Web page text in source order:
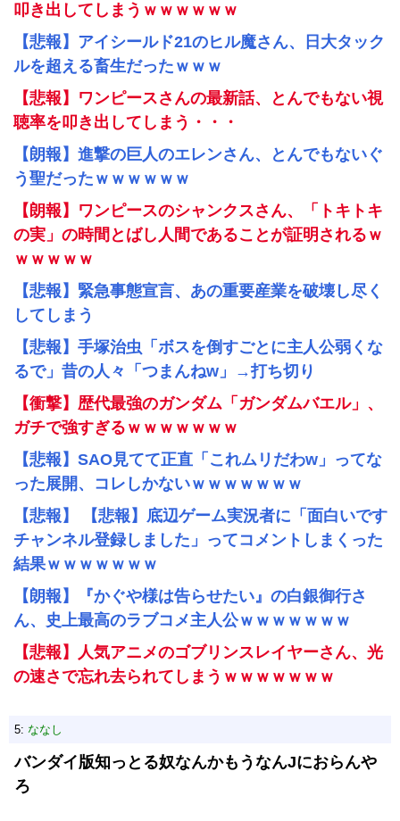
叩き出してしまうｗｗｗｗｗｗ
【悲報】アイシールド21のヒル魔さん、日大タック
ルを超える畜生だったｗｗｗ
【悲報】ワンピースさんの最新話、とんでもない視
聴率を叩き出してしまう・・・
【朗報】進撃の巨人のエレンさん、とんでもないぐ
う聖だったｗｗｗｗｗｗ
【朗報】ワンピースのシャンクスさん、「トキトキ
の実」の時間とばし人間であることが証明されるｗ
ｗｗｗｗｗ
【悲報】緊急事態宣言、あの重要産業を破壊し尽く
してしまう
【悲報】手塚治虫「ボスを倒すごとに主人公弱くな
るで」昔の人々「つまんねw」→打ち切り
【衝撃】歴代最強のガンダム「ガンダムバエル」、
ガチで強すぎるｗｗｗｗｗｗｗ
【悲報】SAO見てて正直「これムリだわw」ってな
った展開、コレしかないｗｗｗｗｗｗｗ
【悲報】 【悲報】底辺ゲーム実況者に「面白いです
チャンネル登録しました」ってコメントしまくった
結果ｗｗｗｗｗｗｗ
【朗報】『かぐや様は告らせたい』の白銀御行さ
ん、史上最高のラブコメ主人公ｗｗｗｗｗｗｗ
【悲報】人気アニメのゴブリンスレイヤーさん、光
の速さで忘れ去られてしまうｗｗｗｗｗｗｗ
5: ななし
バンダイ版知っとる奴なんかもうなんJにおらんや
ろ